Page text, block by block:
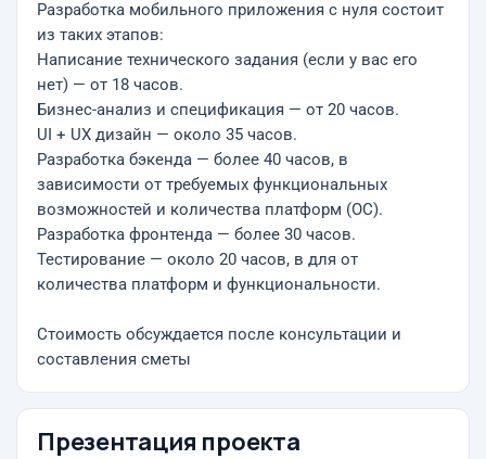
Разработка мобильного приложения с нуля состоит
из таких этапов:
Написание технического задания (если у вас его
нет) — от 18 часов.
Бизнес-анализ и спецификация — от 20 часов.
UI + UХ дизайн — около 35 часов.
Разработка бэкенда — более 40 часов, в
зависимости от требуемых функциональных
возможностей и количества платформ (ОС).
Разработка фронтенда — более 30 часов.
Тестирование — около 20 часов, в для от
количества платформ и функциональности.
Стоимость обсуждается после консультации и
составления сметы
Презентация проекта